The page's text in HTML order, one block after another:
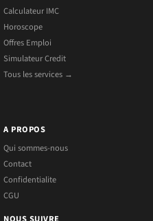
Calculateur IMC
Horoscope
Offres Emploi
Simulateur Credit
Tous les services →
A PROPOS
Qui sommes-nous
Contact
Confidentialite
CGU